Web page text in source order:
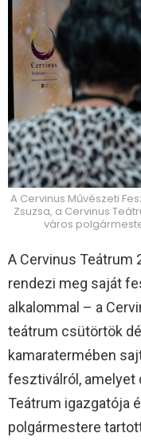
A Cervinus Művészeti
Zsuzsa, a Cervinus
város
A Cervinus Teátrum
rendezi meg saját
alkalommal – a
teátrum csütörtök
kamaratermében
fesztiválról, amelyet
Teátrum igazgatója
polgármestere